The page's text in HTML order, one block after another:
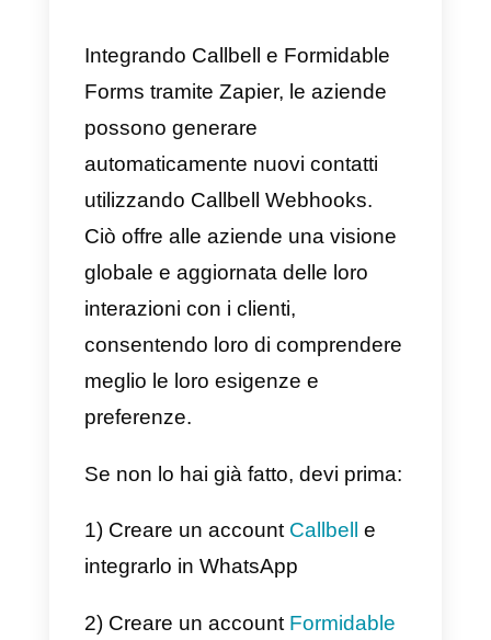
Come integrare
a Formidable Forms con
Zapier – Metodo
Zapier è un servizio che
l’automazione delle operazioni tra